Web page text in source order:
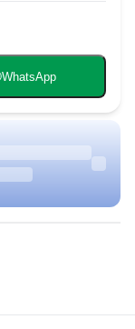
WhatsApp